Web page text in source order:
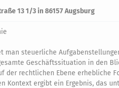
13 1/3 in 86157 Augsburg
man steuerliche
Geschäftssituation in den
der rechtlichen Ebene erhebliche
Kontext ergibt ein Ergebnis, das